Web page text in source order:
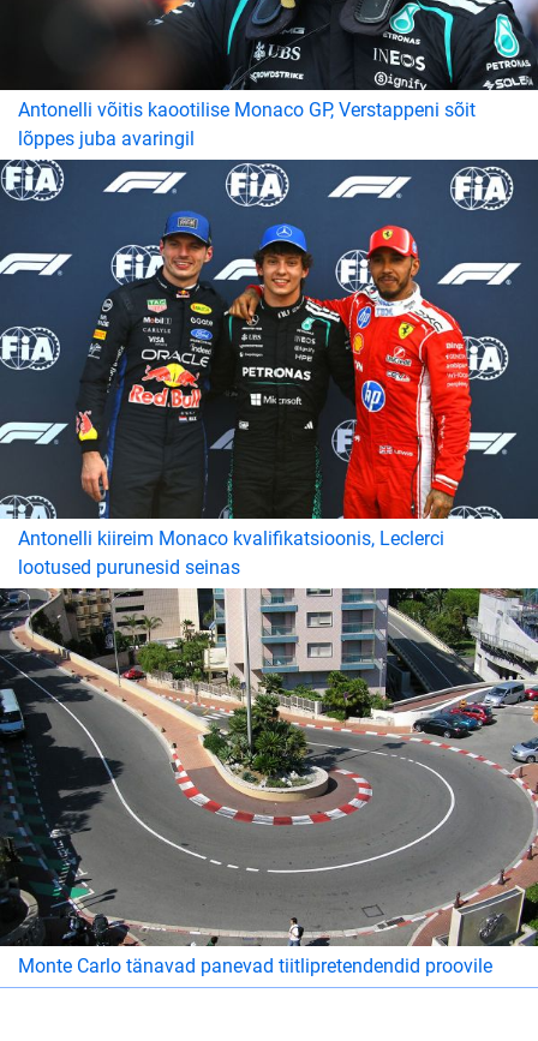
Antonelli võitis kaootilise Monaco GP, Verstappeni sõit
lõppes juba avaringil
Antonelli kiireim Monaco kvalifikatsioonis, Leclerci
lootused purunesid seinas
Monte Carlo tänavad panevad tiitlipretendendid proovile